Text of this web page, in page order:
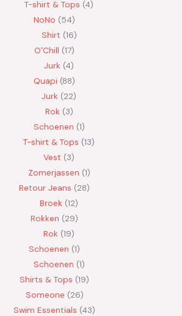
T-shirt & Tops 4
NoNo
54
Shirt 16
O'Chill 17
Jurk 4
Quapi 88
Jurk
22
Rok 3
Schoenen 1
T-shirt & Tops 13
Vest
3
Zomerjassen 1
Retour Jeans
28
Broek 12
Rokken
29
Rok 19
Schoenen 1
Schoenen 1
Shirts & Tops 19
Someone 26
Swim Essentials 43